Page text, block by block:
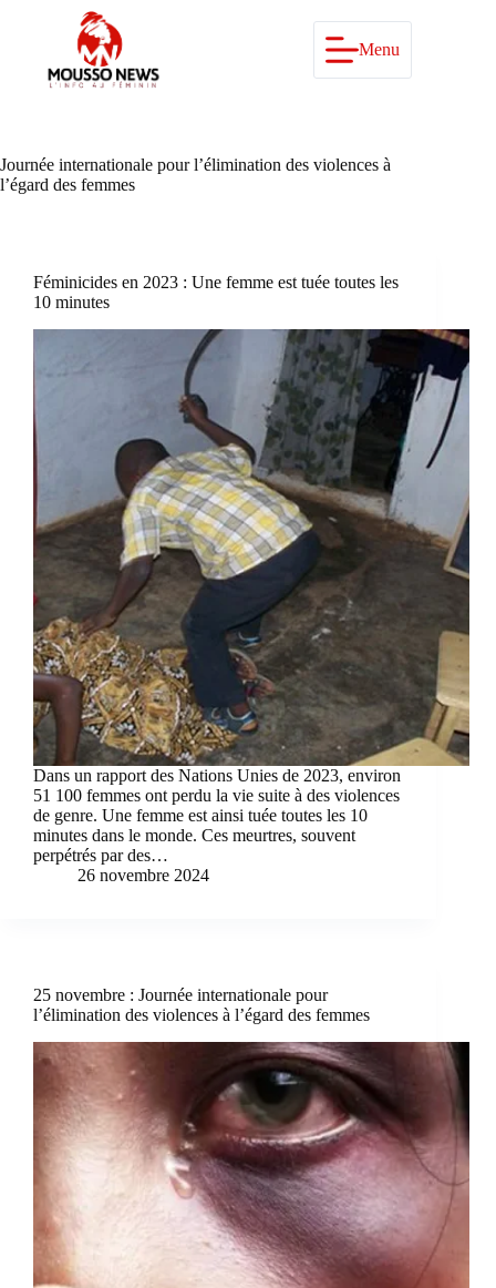
Menu
Journée internationale pour l’élimination des violences à
l’égard des femmes
Féminicides en 2023 : Une femme est tuée toutes les
10 minutes
Dans un rapport des Nations Unies de 2023, environ
51 100 femmes ont perdu la vie suite à des violences
de genre. Une femme est ainsi tuée toutes les 10
minutes dans le monde. Ces meurtres, souvent
perpétrés par des…
26 novembre 2024
25 novembre : Journée internationale pour
l’élimination des violences à l’égard des femmes